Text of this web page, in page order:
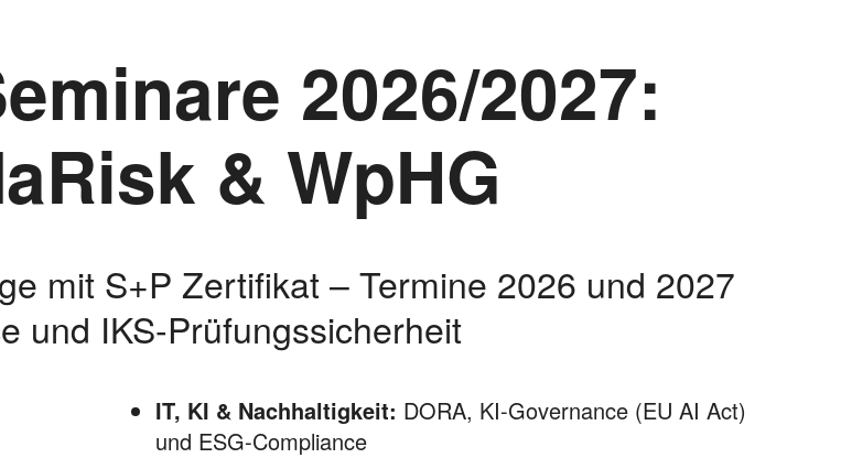
2026/2027:
& WpHG
mit S+P Zertifikat – Termine 2026 und 2027
und IKS-Prüfungssicherheit
IT, KI & Nachhaltigkeit: DORA, KI-Governance (EU AI Act)
und ESG-Compliance